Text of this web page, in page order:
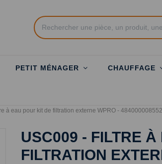
PETIT MÉNAGER CHAUFFAGE
à eau pour kit de filtration externe WPRO - 484000008552
USC009 - FILTRE
FILTRATION